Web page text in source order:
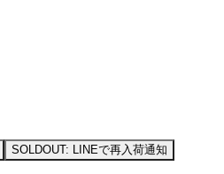
SOLDOUT: LINEで再入荷通知